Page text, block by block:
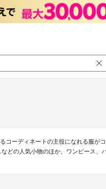
コーディネートの主役になれる服が
どの人気小物のほか、ワンピース